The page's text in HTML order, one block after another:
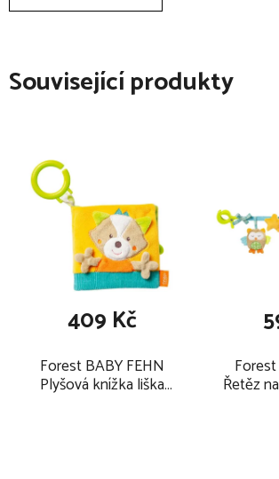
Související produkty
Forest BABY FEHN
Plyšová knížka liška
409 Kč
Řetěz